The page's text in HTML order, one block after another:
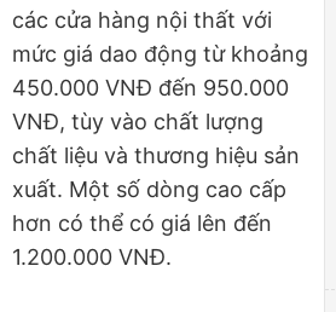
các cửa hàng nội thất với
mức giá dao động từ khoảng
450.000 VNĐ đến 950.000
VNĐ, tùy vào chất lượng
chất liệu và thương hiệu sản
xuất. Một số dòng cao cấp
hơn có thể có giá lên đến
1.200.000 VNĐ.